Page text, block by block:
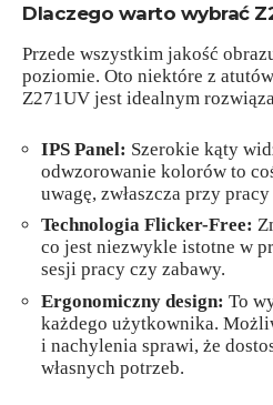
Dlaczego warto wybrać
Przede wszystkim jakość
poziomie. Oto niektóre z
Z271UV jest idealnym
IPS Panel: Szerokie kąty
odwzorowanie kolorów to
uwagę, zwłaszcza przy
Technologia Flicker-Free:
co jest niezwykle istotne w
sesji pracy czy zabawy.
Ergonomiczny design: To
każdego użytkownika.
i nachylenia sprawi, że
własnych potrzeb.